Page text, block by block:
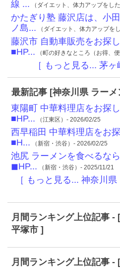
線 ... （ダイエット、体力アップをし
かたぎり塾 藤沢店は、小
ノ島... （ダイエット、体力アップを
藤沢市 自動車販売をお探
■HP... （町の好きなところ（お得、
［ もっと見る... 茅ヶ
最新記事 [神奈川県 ラーメ
東陽町 中華料理店をお探
■HP... （江東区）- 2026/02/25
西早稲田 中華料理店をお
■H... （新宿・渋谷）- 2026/02/25
池尻 ラーメンを食べるな
◼︎HP... （新宿・渋谷）- 2025/11/21
［ もっと見る... 神奈川県
月間ランキング上位記事
平塚市 ]
月間ランキング上位記事 -